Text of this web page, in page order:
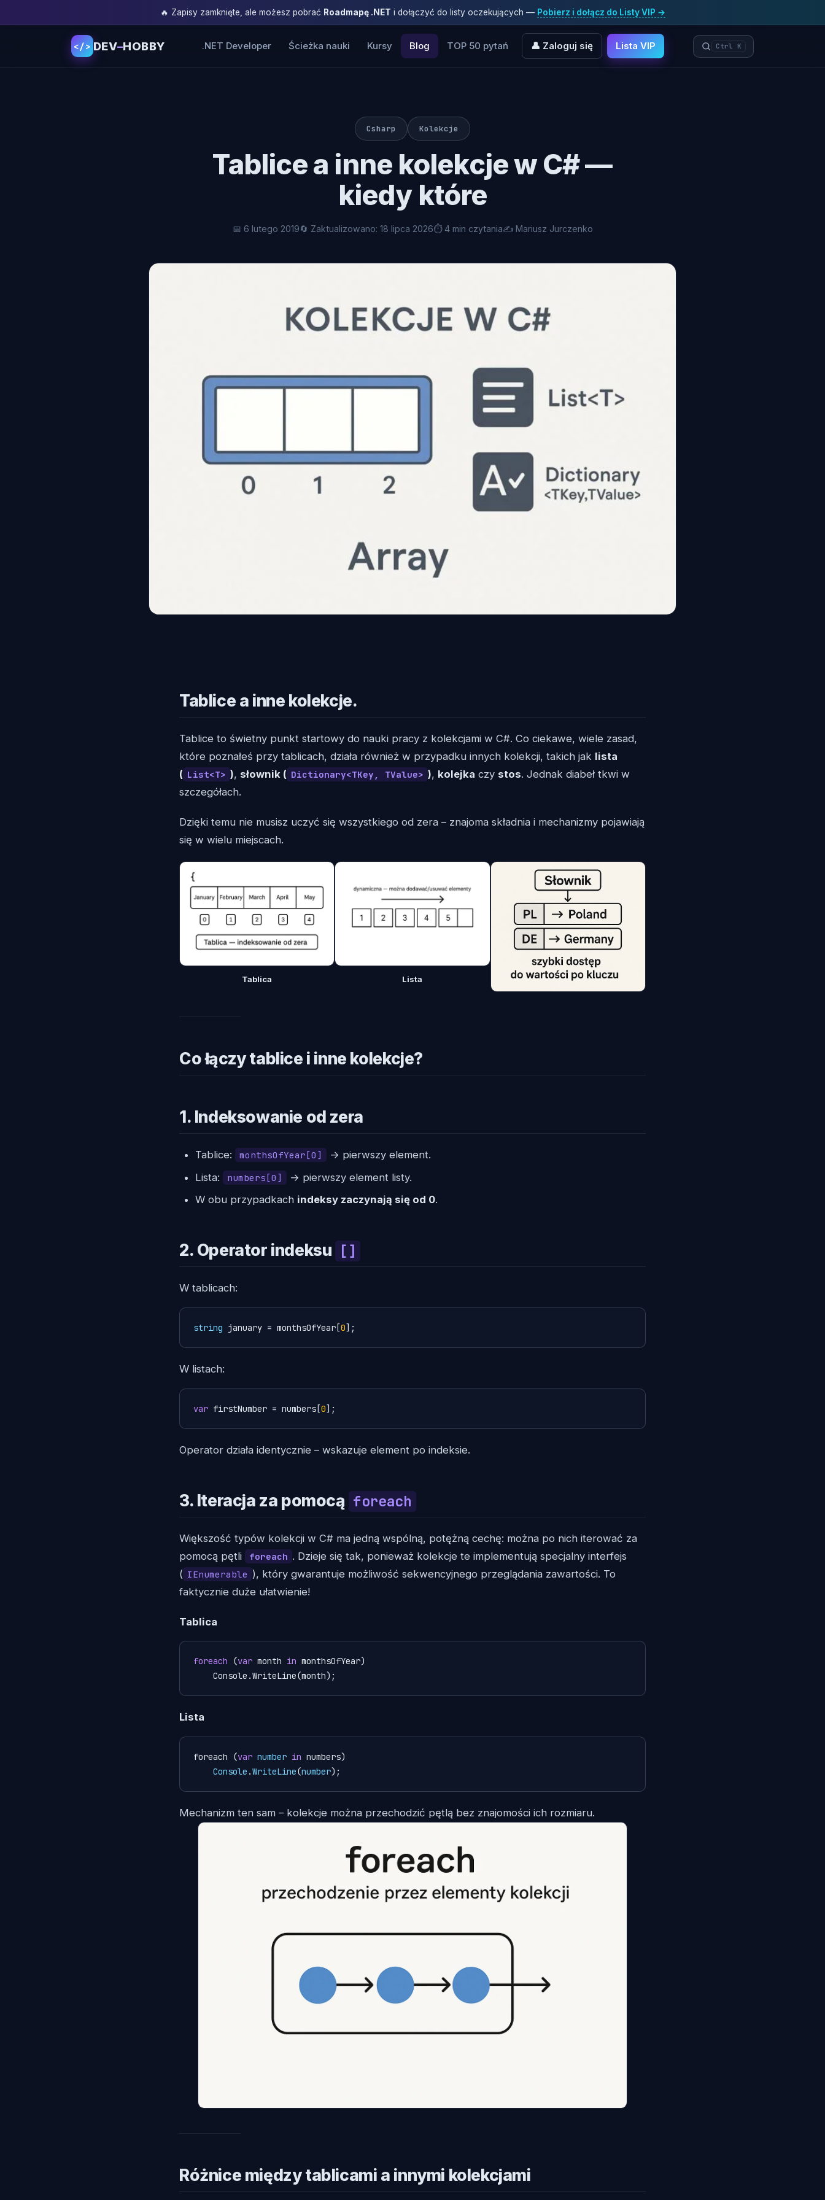
🔥 Zapisy zamknięte, ale możesz pobrać Roadmapę .NET i dołączyć do listy oczekujących — Pobierz i dołącz do Listy VIP →
</> DEV–HOBBY .NET Developer Ścieżka nauki Kursy Blog TOP 50 pytań 👤 Zaloguj się Lista VIP Ctrl K
Csharp Kolekcje
Tablice a inne kolekcje w C# —
kiedy które
📅 6 lutego 2019🔄 Zaktualizowano: 18 lipca 2026⏱ 4 min czytania✍️ Mariusz Jurczenko
Tablice a inne kolekcje.
Tablice to świetny punkt startowy do nauki pracy z kolekcjami w C#. Co ciekawe, wiele zasad,
które poznałeś przy tablicach, działa również w przypadku innych kolekcji, takich jak lista
( List<T> ), słownik ( Dictionary<TKey, TValue> ), kolejka czy stos. Jednak diabeł tkwi w
szczegółach.
Dzięki temu nie musisz uczyć się wszystkiego od zera – znajoma składnia i mechanizmy pojawiają
się w wielu miejscach.
Tablica Lista
Co łączy tablice i inne kolekcje?
1. Indeksowanie od zera
Tablice: monthsOfYear[0]
→ pierwszy element.
Lista:
numbers[0]
→ pierwszy element listy.
W obu przypadkach indeksy zaczynają się od 0.
2. Operator indeksu []
W tablicach:
string january = monthsOfYear[0];
W listach:
var firstNumber = numbers[0];
Operator działa identycznie – wskazuje element po indeksie.
3. Iteracja za pomocą foreach
Większość typów kolekcji w C# ma jedną wspólną, potężną cechę: można po nich iterować za
pomocą pętli
foreach . Dzieje się tak, ponieważ kolekcje te implementują specjalny interfejs
( IEnumerable ), który gwarantuje możliwość sekwencyjnego przeglądania zawartości. To
faktycznie duże ułatwienie!
Tablica
foreach (var month in monthsOfYear)
    Console.WriteLine(month);
Lista
foreach (var number in numbers)
Console .WriteLine(number);
Mechanizm ten sam – kolekcje można przechodzić pętlą bez znajomości ich rozmiaru.
Różnice między tablicami a innymi kolekcjami